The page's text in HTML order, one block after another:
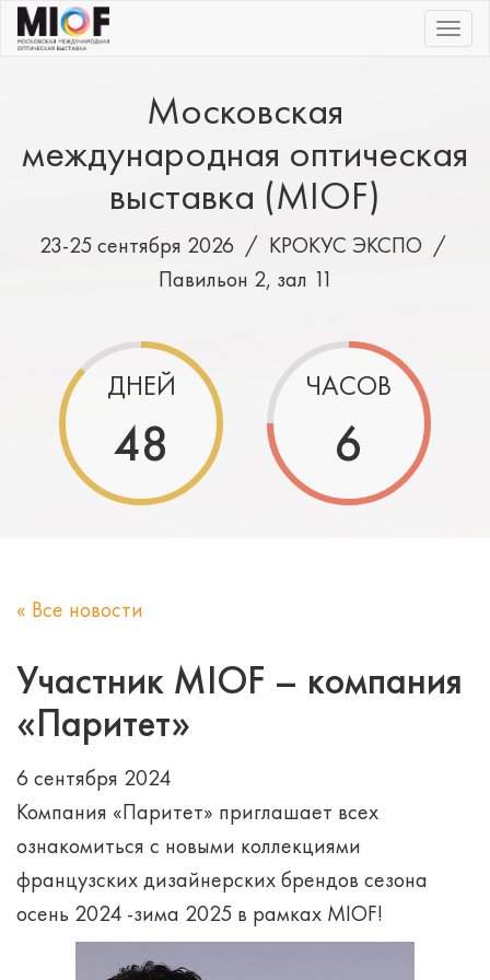
|||
Московская
международная оптическая
выставка (MIOF)
23-25 сентября 2026 / КРОКУС ЭКСПО /
Павильон 2, зал 11
ДНЕЙ
48
ЧАСОВ
6
« Все новости
Участник MIOF – компания
«Паритет»
6 сентября 2024
Компания «Паритет» приглашает всех
ознакомиться с новыми коллекциями
французских дизайнерских брендов сезона
осень 2024 -зима 2025 в рамках MIOF!